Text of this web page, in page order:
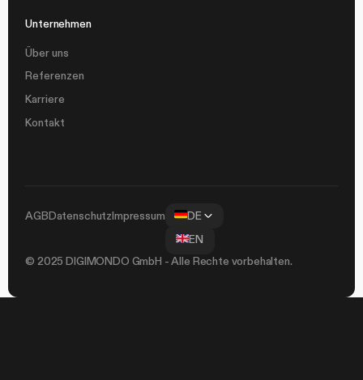
Unternehmen
Über uns
Referenzen
Karriere
Kontakt
© 2025 DIGIMONDO GmbH - Alle Rechte vorbehalten.
AGBDatenschutzImpressum
DE
EN